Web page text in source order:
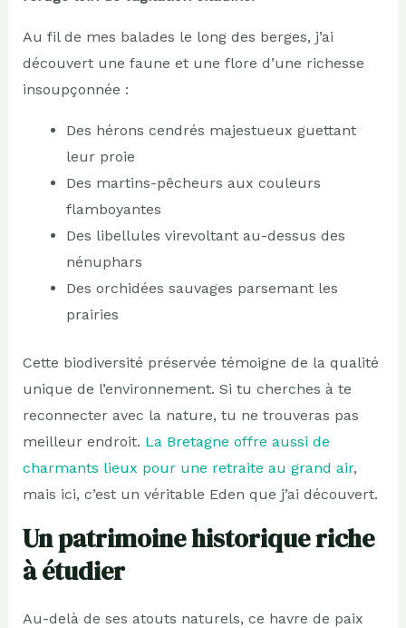
Au fil de mes balades le long des berges, j’ai
découvert une faune et une flore d’une richesse
insoupçonnée :
Des hérons cendrés majestueux guettant
leur proie
Des martins-pêcheurs aux couleurs
flamboyantes
Des libellules virevoltant au-dessus des
nénuphars
Des orchidées sauvages parsemant les
prairies
Cette biodiversité préservée témoigne de la qualité
unique de l’environnement. Si tu cherches à te
reconnecter avec la nature, tu ne trouveras pas
meilleur endroit. La Bretagne offre aussi de
charmants lieux pour une retraite au grand air,
mais ici, c’est un véritable Eden que j’ai découvert.
Un patrimoine historique riche
à étudier
Au-delà de ses atouts naturels, ce havre de paix